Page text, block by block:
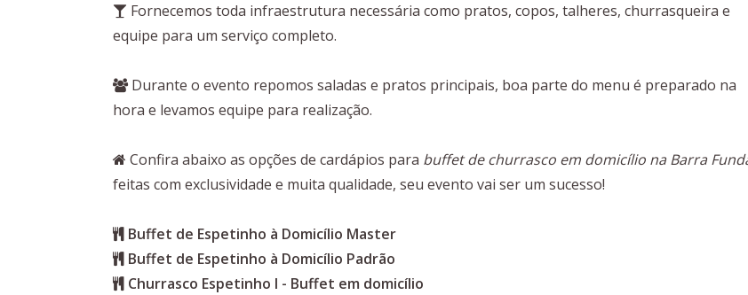
Fornecemos toda infraestrutura necessária como pratos, copos, talheres, churrasqueira e
equipe para um serviço completo.
Durante o evento repomos saladas e pratos principais, boa parte do menu é preparado na
hora e levamos equipe para realização.
Confira abaixo as opções de cardápios para buffet de churrasco em domicílio na Barra
feitas com exclusividade e muita qualidade, seu evento vai ser um sucesso!
Buffet de Espetinho à Domicílio Master
Buffet de Espetinho à Domicílio Padrão
Churrasco Espetinho I - Buffet em domicílio